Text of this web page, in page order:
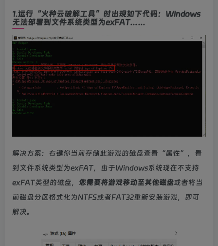
1.运行“火种云破解工具”时出现如下代码：Windows
无法部署到文件系统类型为exFAT……
解决方案：右键你当前存储此游戏的磁盘查看“属性”，看
到文件系统类型为exFAT，由于Windows系统现在不支持
exFAT类型的磁盘， 您需要将游戏移动至其他磁盘或者将当
前磁盘分区格式化为NTFS或者FAT32重新安装游戏，即可
解决。